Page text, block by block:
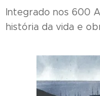
Integrado nos 600
história da vida e